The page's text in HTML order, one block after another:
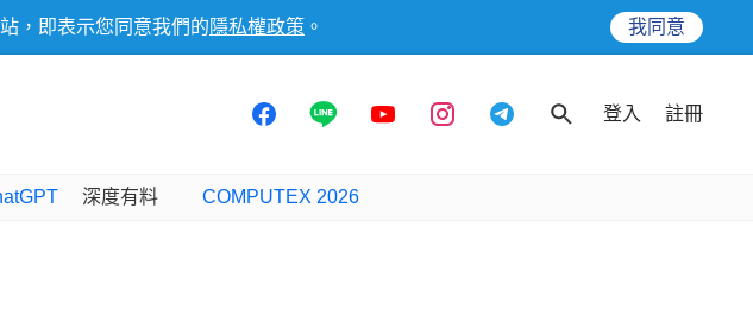
，即表示您同意我們的 隱私權政策 。 我同意
登入 註冊
深度有料 COMPUTEX 2026